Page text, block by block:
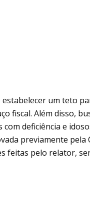
um teto
fiscal. Além disso,
deficiência e
previamente
feitas pelo relator,